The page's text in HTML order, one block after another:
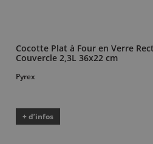
Cocotte Plat à Four en Verre
Couvercle 2,3L 36x22 cm
Pyrex
+ d’infos